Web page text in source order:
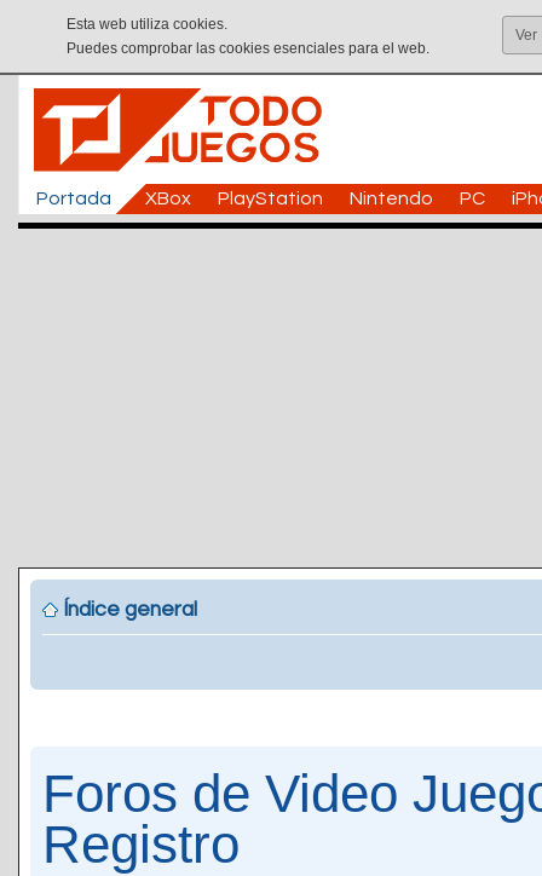
Esta web utiliza cookies.
Puedes comprobar las cookies esenciales para el web.
Ver
Portada XBox PlayStation Nintendo PC
Índice general
Foros de Video
Registro